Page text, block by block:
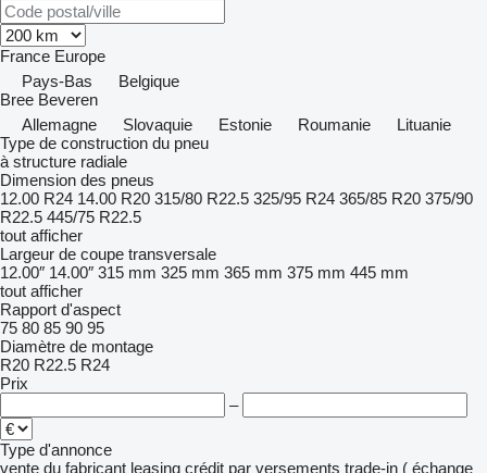
France Europe
Pays-Bas
Belgique
Bree Beveren
Allemagne
Slovaquie Estonie Roumanie
Lituanie
Type de construction du pneu
à structure radiale
Dimension des pneus
12.00 R24 14.00 R20 315/80 R22.5 325/95 R24 365/85 R20 375/90
R22.5 445/75 R22.5
tout afficher
Largeur de coupe transversale
12.00″ 14.00″ 315 mm 325 mm 365 mm 375 mm 445 mm
tout afficher
Rapport d'aspect
75 80 85 90 95
Diamètre de montage
R20 R22.5 R24
Prix
–
Type d'annonce
vente du fabricant leasing crédit par versements trade-in ( échange